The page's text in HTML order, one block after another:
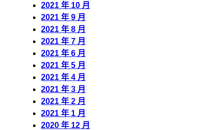
2021 年 10 月
2021 年 9 月
2021 年 8 月
2021 年 7 月
2021 年 6 月
2021 年 5 月
2021 年 4 月
2021 年 3 月
2021 年 2 月
2021 年 1 月
2020 年 12 月